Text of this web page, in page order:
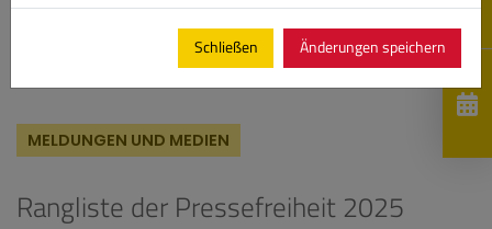
MELDUNGEN UND MEDIEN
Rangliste der Pressefreiheit 2025
Schließen Änderungen speichern